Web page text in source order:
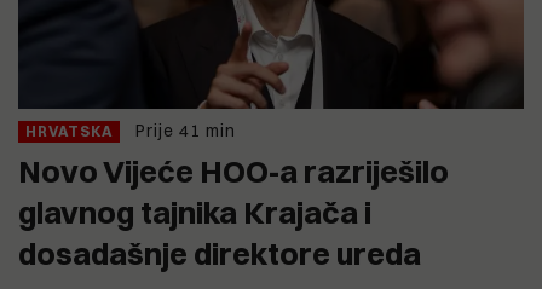
HRVATSKA Prije 41 min
Novo Vijeće HOO-a razriješilo
glavnog tajnika Krajača i
dosadašnje direktore ureda